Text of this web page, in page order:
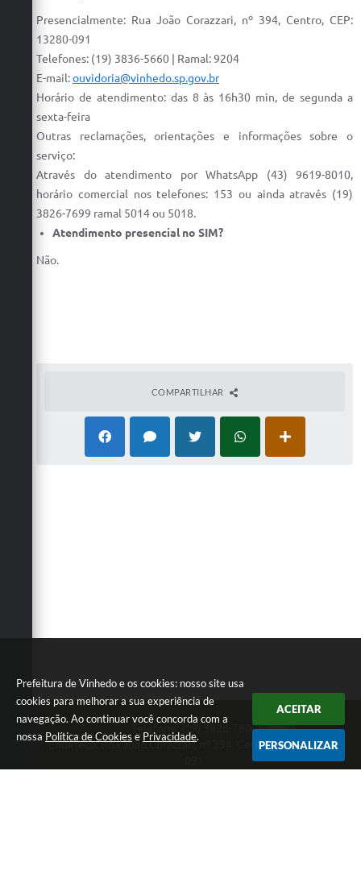
Prefeitura de Vinhedo e os cookies: nosso site usa
cookies para melhorar a sua experiência de
navegação. Ao continuar você concorda com a
nossa Política de Cookies e Privacidade.
ACEITAR
PERSONALIZAR
Presencialmente: Rua João Corazzari, nº 394, Centro, CEP:
13280-091
Telefones: (19) 3836-5660 | Ramal: 9204
E-mail:ouvidoria@vinhedo.sp.gov.br
Horário de atendimento: das 8 às 16h30 min, de segunda a
sexta-feira
Outras reclamações, orientações e informações sobre o
serviço:
Através do atendimento por WhatsApp (43) 9619-8010,
horário comercial nos telefones: 153 ou ainda através (19)
3826-7699 ramal 5014 ou 5018.
Atendimento presencial no SIM?
Não.
COMPARTILHAR
Telefone: (19) 3826-7800
Endereço: Rua João Corazzari, nº 394, Centro | CEP: 13280-